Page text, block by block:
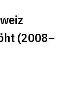
(2008–